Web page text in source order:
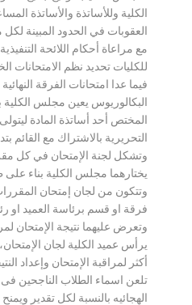
الكلية وللأساتذة والأساتذة
العقوبات في الحدود المبينة لكل
مع مراعاة أحكام اللائحة
للكليات تحديد نظم الامتحانات
فيما عدا امتحانات الفرقة
البكالوريوس يعين مجلس
المختص أحد أساتذة المادة
التحريرية بالاشتراك مع القائم
وتشكل لجنة الإمتحان في كل
يختارهما مجلس الكلية بناء
وتتكون من لجان إمتحان
فرقة او قسم برئاسة العميد
وتعرض عليهما نتيجة الإمتحان
يرأس عميد الكلية لجان
أكثر لمراقبة الإمتحان وإعداد
تلعن اسماء الطلاب الناجحين
الهجائيه بالنسبة لكل تقدير